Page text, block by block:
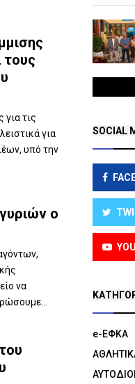
τους
για τις
για
υπό την
ο
να
SOCIAL
e-ΕΦΚΑ